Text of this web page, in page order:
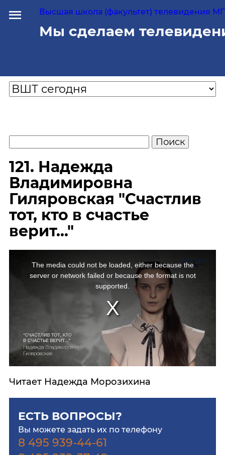
Высшая школа (факультет) телевидения
Мы сделаем
121. Надежда
Владимировна
Гиляровская "Счастлив
тот, кто в счастье
верит..."
The media could not be loaded, either because the
server or network failed or because the format is not
supported.
Читает Надежда Морозихина
ЕСТЬ ВОПРОСЫ?
Вы можете задать их по телефону
8 495 939-44-61